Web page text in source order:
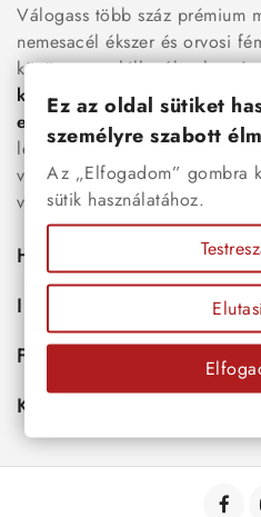
Válogass több száz prémium
nemesacél ékszer és orvosi
között megtalálhatók a
karkötők
, női nyakláncok ,
esküvői kiegészítők
legújabb trendeket követő,
választhatsz – legyen szó
viseletről vagy különleges
Hasznos
Információk
Fiókod
Kapcsolat
Ez az oldal sütiket
személyre szabott
Az „Elfogadom” gombra
sütik használatához.